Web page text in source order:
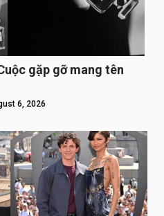
gặp gỡ mang tên
6, 2026